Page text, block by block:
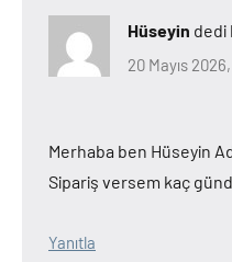
Hüseyin dedi
20 Mayıs
Merhaba ben Hüseyin
Sipariş versem kaç
Yanıtla